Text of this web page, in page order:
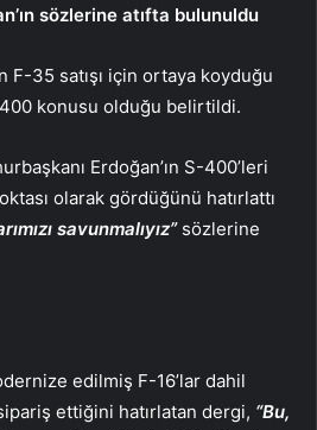
sözlerine atıfta bulunuldu
F-35 satışı için ortaya koyduğu
konusu olduğu belirtildi.
Erdoğan’ın S-400’leri
olarak gördüğünü hatırlattı
savunmalıyız”sözlerine
edilmiş F-16’lar dahil
ettiğini hatırlatan dergi, “Bu,